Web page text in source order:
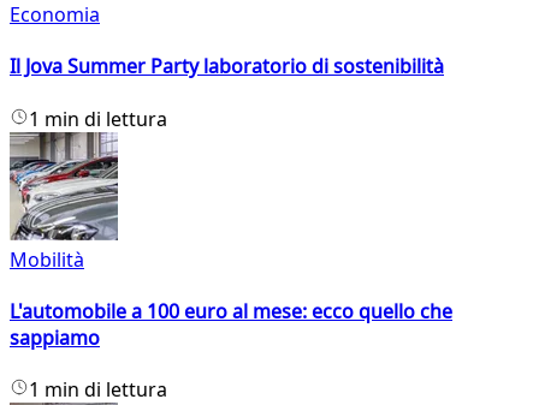
Economia
Il Jova Summer Party laboratorio di sostenibilità
1 min di lettura
Mobilità
L'automobile a 100 euro al mese: ecco quello che
sappiamo
1 min di lettura